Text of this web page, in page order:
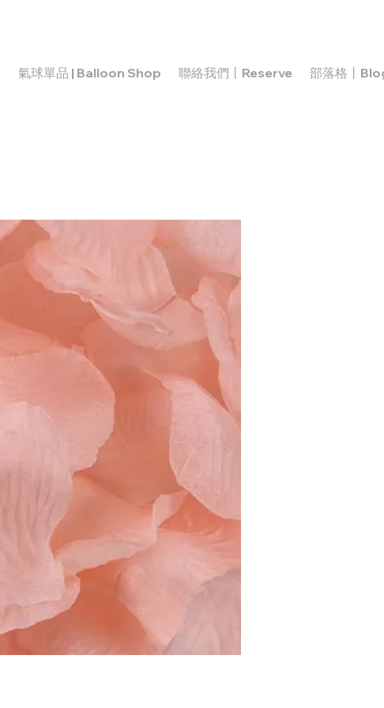
氣球單品 | Balloon Shop 聯絡我們丨Reserve 部落格丨